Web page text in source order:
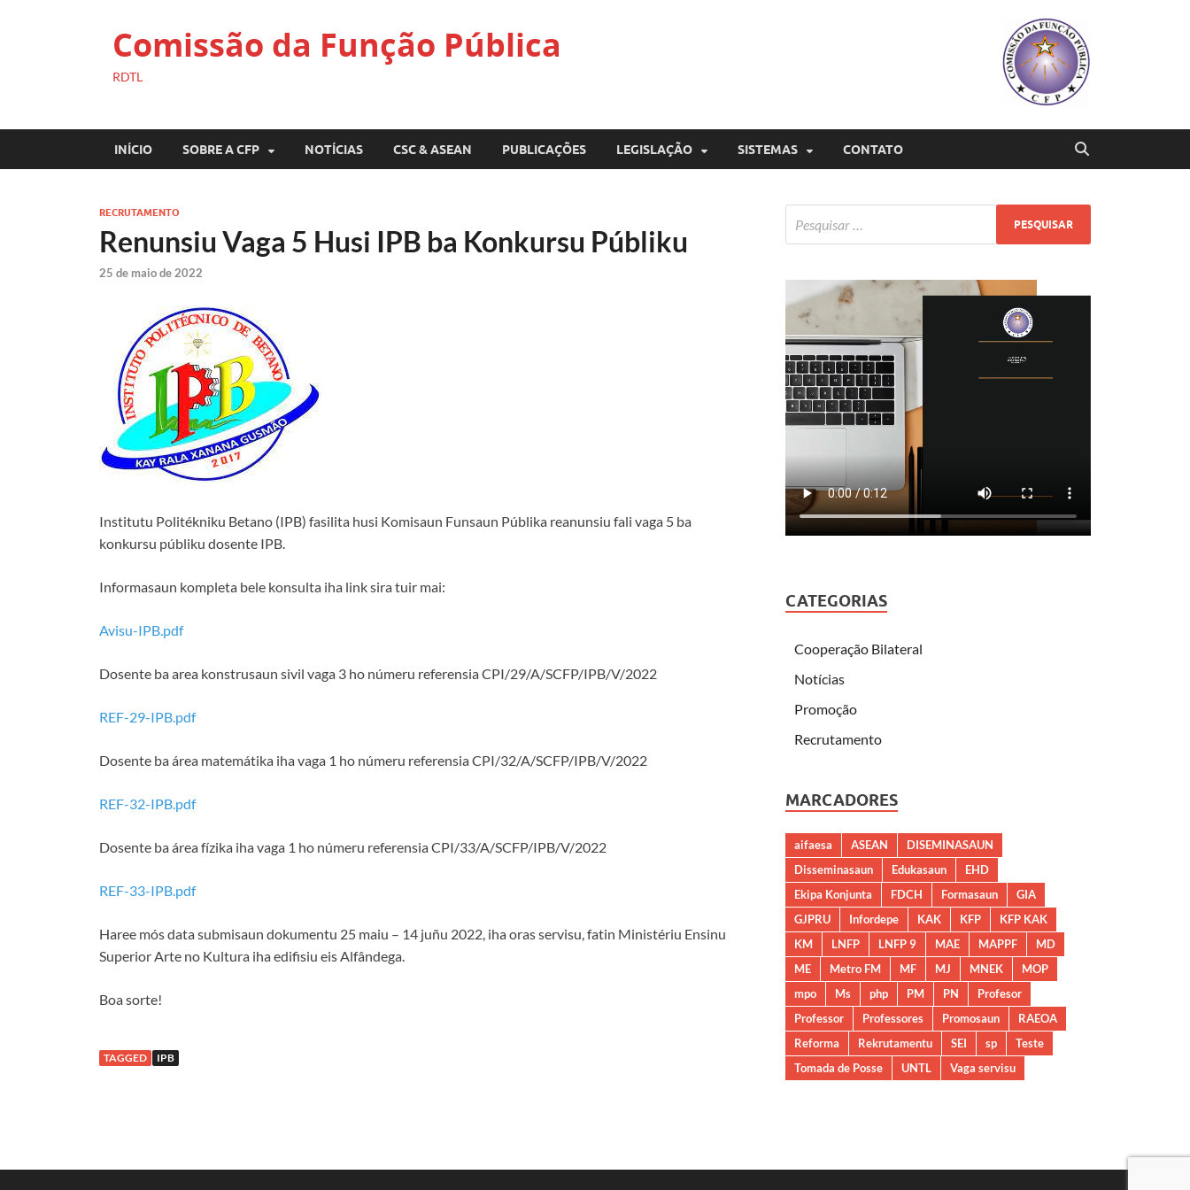
Comissão da Função Pública
RDTL
INÍCIO SOBRE A CFP NOTÍCIAS CSC & ASEAN PUBLICAÇÕES LEGISLAÇÃO SISTEMAS CONTATO
RECRUTAMENTO
Renunsiu Vaga 5 Husi IPB ba Konkursu Públiku
25 de maio de 2022
Institutu Politékniku Betano (IPB) fasilita husi Komisaun Funsaun Públika reanunsiu fali vaga 5 ba
konkursu públiku dosente IPB.
Informasaun kompleta bele konsulta iha link sira tuir mai:
Avisu-IPB.pdf
Dosente ba area konstrusaun sivil vaga 3 ho númeru referensia CPI/29/A/SCFP/IPB/V/2022
REF-29-IPB.pdf
Dosente ba área matemátika iha vaga 1 ho númeru referensia CPI/32/A/SCFP/IPB/V/2022
REF-32-IPB.pdf
Dosente ba área fízika iha vaga 1 ho númeru referensia CPI/33/A/SCFP/IPB/V/2022
REF-33-IPB.pdf
Haree mós data submisaun dokumentu 25 maiu – 14 juñu 2022, iha oras servisu, fatin Ministériu Ensinu
Superior Arte no Kultura iha edifisiu eis Alfândega.
Boa sorte!
TAGGED IPB
CATEGORIAS
Cooperação Bilateral
Notícias
Promoção
Recrutamento
MARCADORES
aifaesa ASEAN
DISEMINASAUN
Disseminasaun
Edukasaun
EHD
Ekipa Konjunta
FDCH Formasaun
GIA
GJPRU
Infordepe KAK KFP
KFP KAK
KM
LNFP LNFP 9 MAE MAPPF
MD
ME
Metro FM MF MJ MNEK
MOP
mpo
Ms php PM PN
Profesor
Professor
Professores Promosaun
RAEOA
Reforma
Rekrutamentu SEI sp
Teste
Tomada de Posse
UNTL Vaga servisu